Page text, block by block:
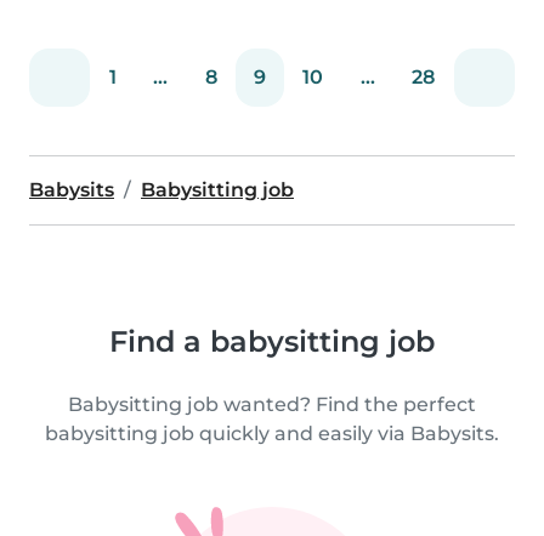
1 ... 8 9 10 ... 28
Babysits Babysitting job
Find a babysitting job
Babysitting job wanted? Find the perfect
babysitting job quickly and easily via Babysits.